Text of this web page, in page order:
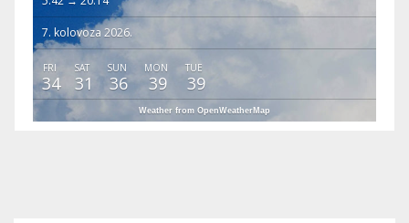
7. kolovoza 2026.
FRI
34
SAT
31
SUN
36
MON
39
TUE
39
Weather from OpenWeatherMap